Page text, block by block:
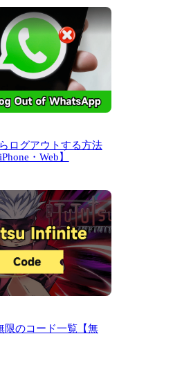
ログアウトする方法
・Web】
限のコード一覧【無